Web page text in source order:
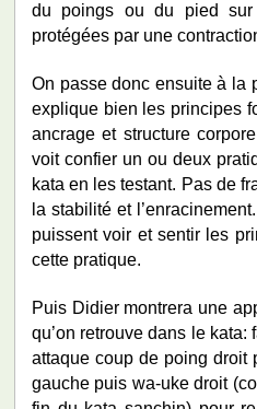
du poings ou du pied sur
protégées par une
On passe donc ensuite à la
explique bien les principes
ancrage et structure
voit confier un ou deux
kata en les testant. Pas de
la stabilité et
puissent voir et sentir les
cette pratique.
Puis Didier montrera une
qu’on retrouve dans le kata:
attaque coup de poing droit
gauche puis wa-uke droit